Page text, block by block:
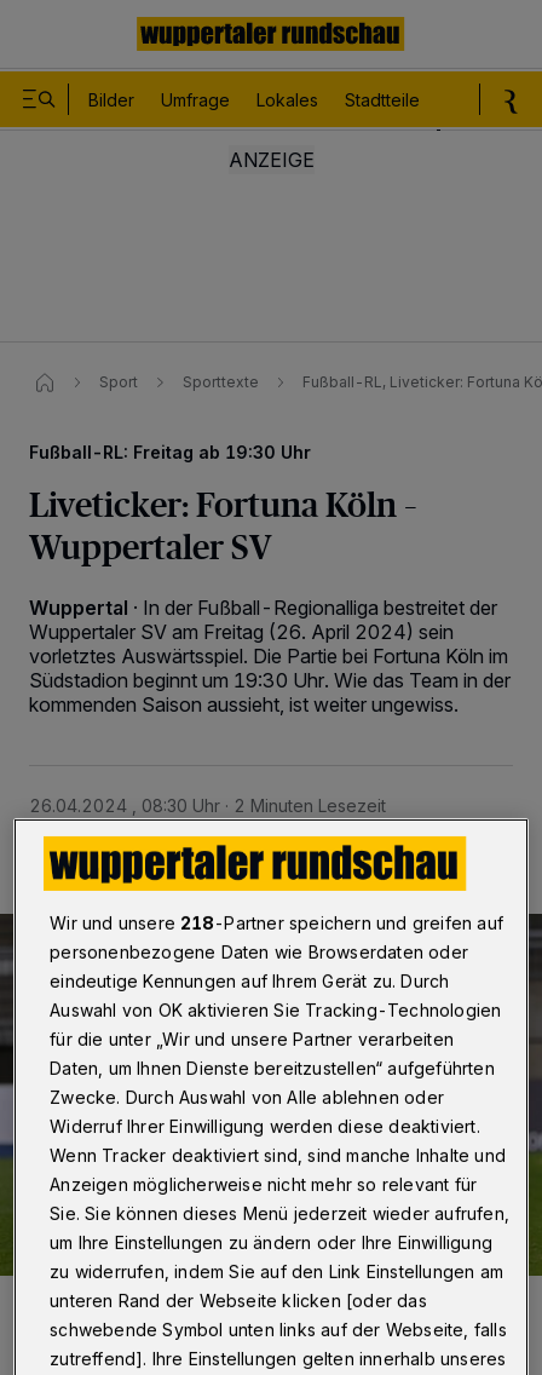
Bilder Umfrage Lokales Stadtteile
Sport Sporttexte Fußball-RL, Liveticker: Fortuna
Fußball-RL: Freitag ab 19:30 Uhr
Liveticker: Fortuna Köln –
Wuppertaler SV
Wuppertal · In der Fußball-Regionalliga bestreitet der
Wuppertaler SV am Freitag (26. April 2024) sein
vorletztes Auswärtsspiel. Die Partie bei Fortuna Köln im
Südstadion beginnt um 19:30 Uhr. Wie das Team in der
kommenden Saison aussieht, ist weiter ungewiss.
26.04.2024 , 08:30 Uhr 2 Minuten Lesezeit
Damjan Marceta im Hinspiel Anfang Oktober, das der WSV im
Wir und unsere 218-Partner speichern und greifen auf
personenbezogene Daten wie Browserdaten oder
eindeutige Kennungen auf Ihrem Gerät zu. Durch
Auswahl von OK aktivieren Sie Tracking-Technologien
für die unter „Wir und unsere Partner verarbeiten
Daten, um Ihnen Dienste bereitzustellen“ aufgeführten
Zwecke. Durch Auswahl von Alle ablehnen oder
Widerruf Ihrer Einwilligung werden diese deaktiviert.
Wenn Tracker deaktiviert sind, sind manche Inhalte und
Anzeigen möglicherweise nicht mehr so relevant für
Sie. Sie können dieses Menü jederzeit wieder aufrufen,
um Ihre Einstellungen zu ändern oder Ihre Einwilligung
zu widerrufen, indem Sie auf den Link Einstellungen am
unteren Rand der Webseite klicken [oder das
schwebende Symbol unten links auf der Webseite, falls
zutreffend]. Ihre Einstellungen gelten innerhalb unseres